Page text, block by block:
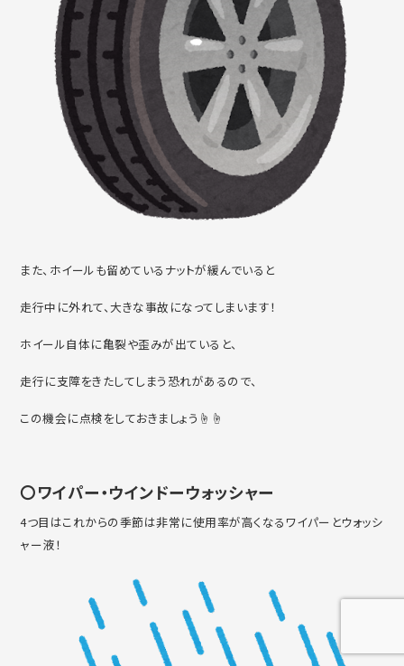
また、ホイールも留めているナットが緩んでいると
走行中に外れて、大きな事故になってしまいます！
ホイール自体に亀裂や歪みが出ていると、
走行に支障をきたしてしまう恐れがあるので、
この機会に点検をしておきましょう☝☝
〇ワイパー・ウインドーウォッシャー
4つ目はこれからの季節は非常に使用率が高くなるワイパーとウォッシ
ャー液！